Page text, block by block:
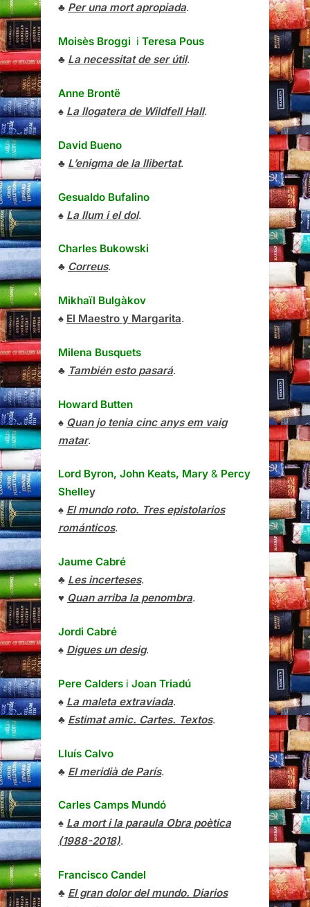
♣ Per una mort apropiada.
Moisès Broggi i Teresa Pous
♣ La necessitat de ser útil.
Anne Brontë
♠ La llogatera de Wildfell Hall.
David Bueno
♣ L’enigma de la llibertat.
Gesualdo Bufalino
♠ La llum i el dol.
Charles Bukowski
♣ Correus.
Mikhaïl Bulgàkov
♠ El Maestro y Margarita.
Milena Busquets
♣ También esto pasará.
Howard Butten
♠ Quan jo tenia cinc anys em vaig
matar.
Lord Byron, John Keats, Mary & Percy
Shelley
♠ El mundo roto. Tres epistolarios
románticos.
Jaume Cabré
♣ Les incerteses.
♥ Quan arriba la penombra.
Jordi Cabré
♠ Digues un desig.
Pere Calders i Joan Triadú
♠ La maleta extraviada.
♣ Estimat amic. Cartes. Textos.
Lluís Calvo
♣ El meridià de París.
Carles Camps Mundó
♠ La mort i la paraula Obra poètica
(1988-2018).
Francisco Candel
♣ El gran dolor del mundo. Diarios